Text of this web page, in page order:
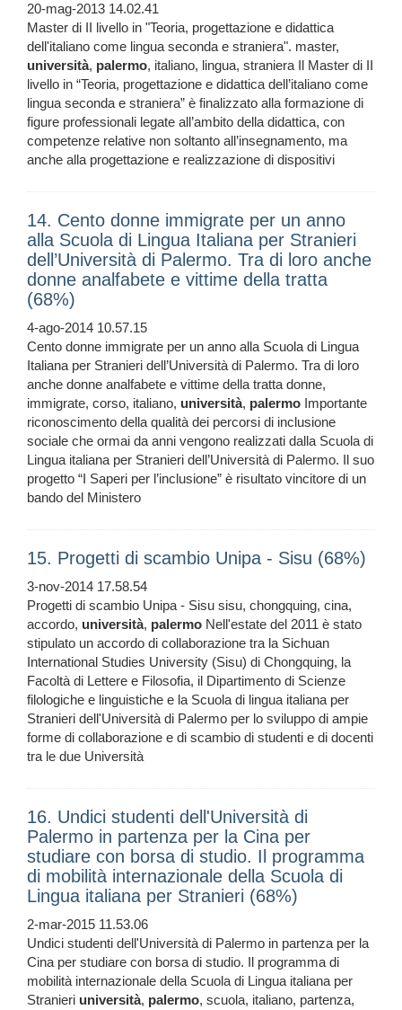
20-mag-2013 14.02.41
Master di II livello in "Teoria, progettazione e didattica
dell'italiano come lingua seconda e straniera". master,
università, palermo, italiano, lingua, straniera Il Master di II
livello in “Teoria, progettazione e didattica dell’italiano come
lingua seconda e straniera” è finalizzato alla formazione di
figure professionali legate all’ambito della didattica, con
competenze relative non soltanto all’insegnamento, ma
anche alla progettazione e realizzazione di dispositivi
14. Cento donne immigrate per un anno
alla Scuola di Lingua Italiana per Stranieri
dell’Università di Palermo. Tra di loro anche
donne analfabete e vittime della tratta
(68%)
4-ago-2014 10.57.15
Cento donne immigrate per un anno alla Scuola di Lingua
Italiana per Stranieri dell’Università di Palermo. Tra di loro
anche donne analfabete e vittime della tratta donne,
immigrate, corso, italiano, università, palermo Importante
riconoscimento della qualità dei percorsi di inclusione
sociale che ormai da anni vengono realizzati dalla Scuola di
Lingua italiana per Stranieri dell’Università di Palermo. Il suo
progetto “I Saperi per l’inclusione” è risultato vincitore di un
bando del Ministero
15. Progetti di scambio Unipa - Sisu (68%)
3-nov-2014 17.58.54
Progetti di scambio Unipa - Sisu sisu, chongquing, cina,
accordo, università, palermo Nell'estate del 2011 è stato
stipulato un accordo di collaborazione tra la Sichuan
International Studies University (Sisu) di Chongquing, la
Facoltà di Lettere e Filosofia, il Dipartimento di Scienze
filologiche e linguistiche e la Scuola di lingua italiana per
Stranieri dell'Università di Palermo per lo sviluppo di ampie
forme di collaborazione e di scambio di studenti e di docenti
tra le due Università
16. Undici studenti dell'Università di
Palermo in partenza per la Cina per
studiare con borsa di studio. Il programma
di mobilità internazionale della Scuola di
Lingua italiana per Stranieri (68%)
2-mar-2015 11.53.06
Undici studenti dell'Università di Palermo in partenza per la
Cina per studiare con borsa di studio. Il programma di
mobilità internazionale della Scuola di Lingua italiana per
Stranieri università, palermo, scuola, italiano, partenza,